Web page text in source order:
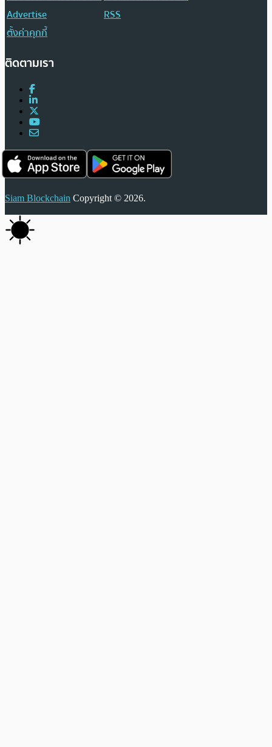
Advertise
RSS
ตั้งค่าคุกกี้
ติดตามเรา
Siam Blockchain Copyright © 2026.